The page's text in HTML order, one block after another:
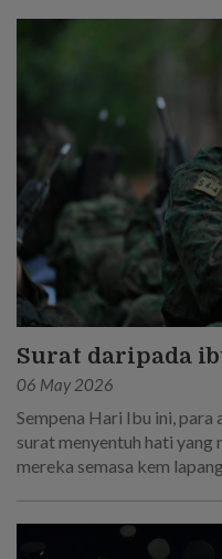
Surat daripada
06 May 2026
Sempena Hari Ibu ini,
surat menyentuh hati
mereka semasa kem